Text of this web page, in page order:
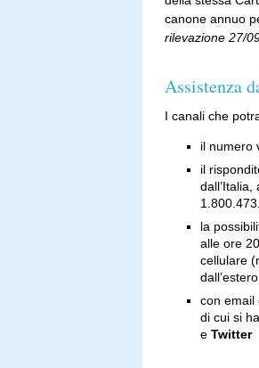
canone annuo
rilevazione 27/
Assistenza
I canali che
il numero
il
la
alle ore
cellulare
con email
di cui si
e Twitter